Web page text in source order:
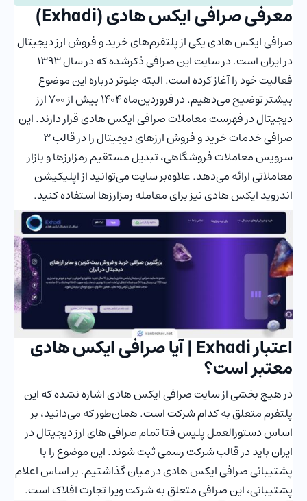
معرفی صرافی ایکس هادی (Exhadi)
صرافی ایکس هادی یکی از پلتفرم‌های خرید و فروش ارز دیجیتال
در ایران است. در سایت این صرافی ذکرشده که در سال 1393
فعالیت خود را آغاز کرده است. البته جلوتر درباره این موضوع
بیشتر توضیح می‌دهیم. در فروردین‌ماه 1404 بیش از 700 ارز
دیجیتال در فهرست معاملات صرافی ایکس هادی قرار دارند. این
صرافی خدمات خرید و فروش ارزهای دیجیتال را در قالب 3
سرویس معاملات فروشگاهی، تبدیل مستقیم رمزارزها و بازار
معاملاتی ارائه می‌دهد. علاوه‌بر سایت می‌توانید از اپلیکیشن
اندروید ایکس هادی نیز برای معامله رمزارزها استفاده کنید.
اعتبار Exhadi | آیا صرافی ایکس هادی
معتبر است؟
در هیچ بخشی از سایت صرافی ایکس هادی اشاره نشده که این
پلتفرم متعلق به کدام شرکت است. همان‌طور که می‌دانید، بر
اساس دستورالعمل پلیس فتا تمام صرافی های ارز دیجیتال در
ایران باید در قالب شرکت رسمی ثبت شوند. این موضوع را با
پشتیبانی صرافی ایکس هادی در میان گذاشتیم. بر اساس اعلام
پشتیبانی، این صرافی متعلق به شرکت ویرا تجارت افلاک است.